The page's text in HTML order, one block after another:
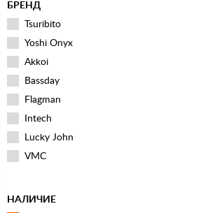
БРЕНД
Tsuribito
Yoshi Onyx
Akkoi
Bassday
Flagman
Intech
Lucky John
VMC
НАЛИЧИЕ